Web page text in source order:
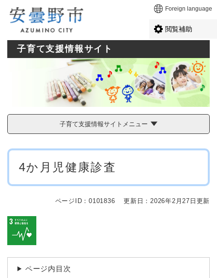
メニューを飛ばして本文へ Foreign language
閲覧補助
子育て支援情報サイト
子育て支援情報サイトメニュー
本
4か月児健康診査
ページID：0101836 更新日：2026年2月27日更新
ページ内目次